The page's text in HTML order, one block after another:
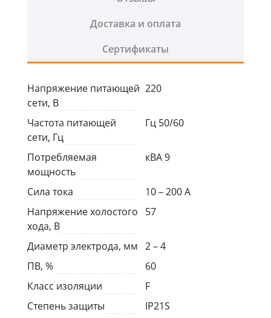
Доставка и оплата
Сертификаты
Напряжение питающей
сети, В
220
Частота питающей
сети, Гц
Гц 50/60
Потребляемая
мощность
кВА 9
Сила тока
10 – 200 А
Напряжение холостого
хода, В
57
Диаметр электрода, мм 2 – 4
ПВ, %
60
Класс изоляции
F
Степень защиты
IP21S